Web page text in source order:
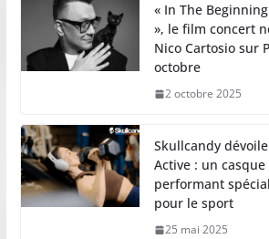
« In The
», le film concert
Nico Cartosio sur
octobre
2 octobre 2025
Skullcandy
Active : un
performant
pour le sport
25 mai 2025